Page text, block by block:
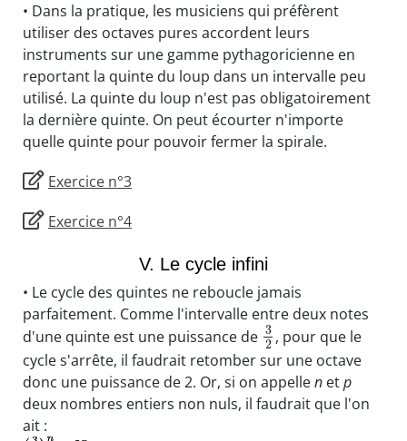
• Dans la pratique, les musiciens qui préfèrent
utiliser des octaves pures accordent leurs
instruments sur une gamme pythagoricienne en
reportant la quinte du loup dans un intervalle peu
utilisé. La quinte du loup n'est pas obligatoirement
la dernière quinte. On peut écourter n'importe
quelle quinte pour pouvoir fermer la spirale.
Exercice n°3
Exercice n°4
V. Le cycle infini
• Le cycle des quintes ne reboucle jamais
parfaitement. Comme l'intervalle entre deux notes
d'une quinte est une puissance de 3
2 , pour que le
cycle s'arrête, il faudrait retomber sur une octave
donc une puissance de 2. Or, si on appellen etp
deux nombres entiers non nuls, il faudrait que l'on
ait :